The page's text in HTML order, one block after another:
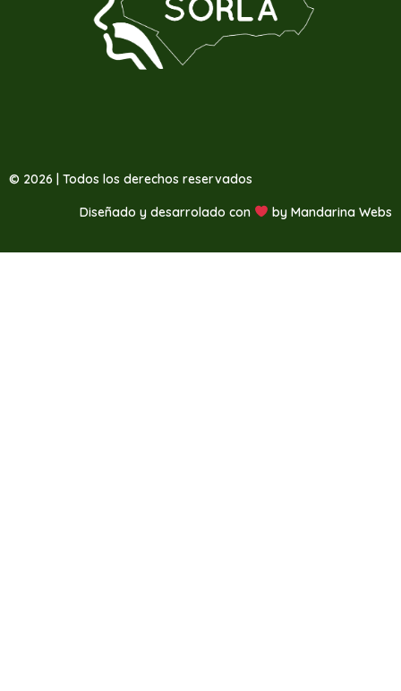
© 2026 | Todos los derechos reservados
Diseñado y desarrolado con by Mandarina Webs